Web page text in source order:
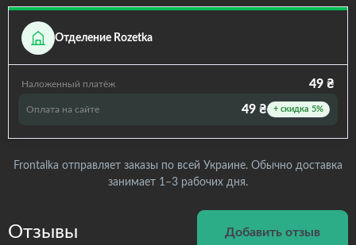
Отделение Rozetka
Наложенный платёж 49 ₴
Оплата на сайте 49 ₴ + скидка 5%
Frontalka отправляет заказы по всей Украине. Обычно доставка
занимает 1–3 рабочих дня.
Отзывы Добавить отзыв